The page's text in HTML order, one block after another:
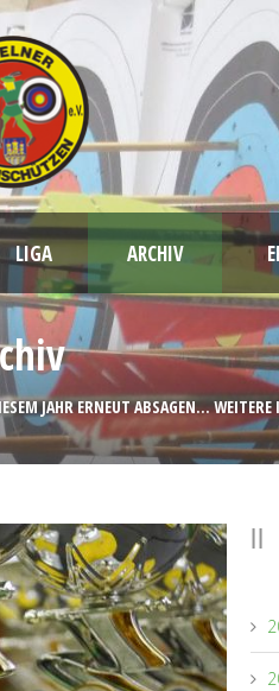
und weitere Dokumente
LIGA ARCHIV
JAHR ERNEUT ABSAGEN...